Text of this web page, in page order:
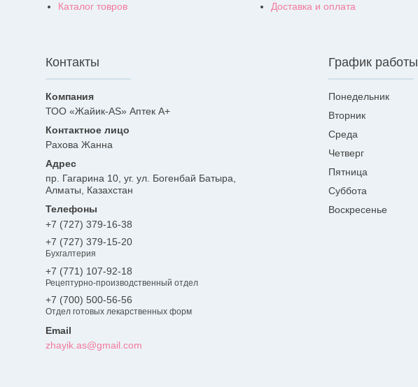
Каталог товров
Доставка и оплата
Контакты
ТОО «Жайик-AS» Аптек А+
Рахова Жанна
пр. Гагарина 10, уг. ул. Богенбай Батыра,
Алматы, Казахстан
+7 (727) 379-16-38
+7 (727) 379-15-20
Бухгалтерия
+7 (771) 107-92-18
Рецептурно-производственный отдел
+7 (700) 500-56-56
Отдел готовых лекарственных форм
zhayik.as@gmail.com
График работы
Понедельник
Вторник
Среда
Четверг
Пятница
Суббота
Воскресенье